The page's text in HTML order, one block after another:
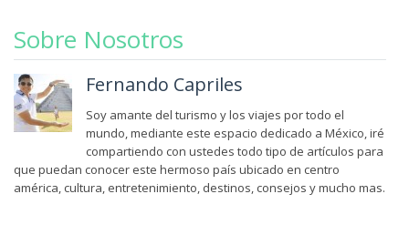
Sobre Nosotros
Fernando Capriles
Soy amante del turismo y los viajes por todo el
mundo, mediante este espacio dedicado a México, iré
compartiendo con ustedes todo tipo de artículos para
que puedan conocer este hermoso país ubicado en centro
américa, cultura, entretenimiento, destinos, consejos y mucho mas.